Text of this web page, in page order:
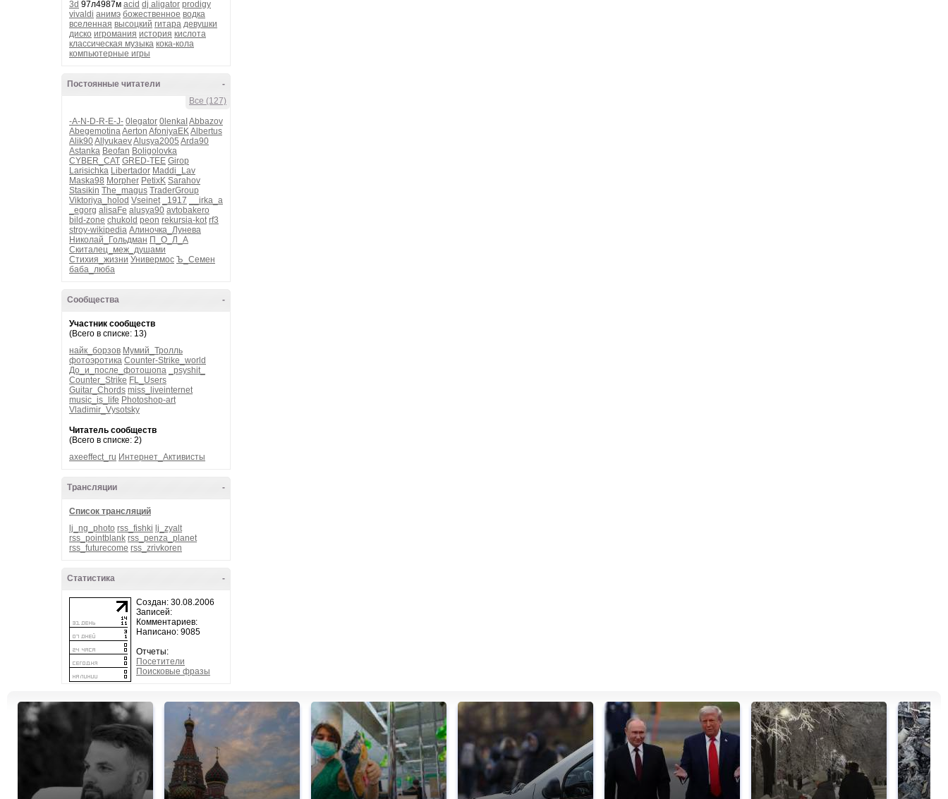
3d 97л4987м acid dj aligator prodigy
vivaldi анимэ божественное водка
вселенная высоцкий гитара девушки
диско игромания история кислота
классическая музыка кока-кола
компьютерные игры
-
Постоянные читатели
Все (127)
-A-N-D-R-E-J- 0legator 0lenkaI Abbazov
AbegemotinaAerton AfoniyaEKAlbertus
Alik90AllyukaevAlusya2005 Arda90
Astanka Beofan Boligolovka
CYBER_CAT GRED-TEE Girop
Larisichka Libertador Maddi_Lav
Maska98 Morpher PetixK Sarahov
Stasikin The_magus TraderGroup
Viktoriya_holod Vseinet _1917
__irka_a
_egorg alisaFe alusya90 avtobakero
bild-zone chukold peon rekursia-kot rf3
stroy-wikipedia Алиночка_Лунева
Николай_Гольдман П_О_Л_А
Скиталец_меж_душами
Стихия_жизни Универмос Ъ_Семен
баба_люба
-
Сообщества
Участник сообществ
(Всего в списке: 13)
найк_борзов Мумий_Тролль
фотоэротика Counter-Strike_world
До_и_после_фотошопа
_psyshit_
Counter_Strike FL_Users
Guitar_Chords miss_liveinternet
music_is_life Photoshop-art
Vladimir_Vysotsky
Читатель сообществ
(Всего в списке: 2)
axeeffect_ru Интернет_Активисты
-
Трансляции
Список трансляций
lj_ng_photo rss_fishki lj_zyalt
rss_pointblank rss_penza_planet
rss_futurecome rss_zrivkoren
-
Статистика
Создан: 30.08.2006
Записей:
Комментариев:
Написано: 9085
Отчеты:
Посетители
Поисковые фразы